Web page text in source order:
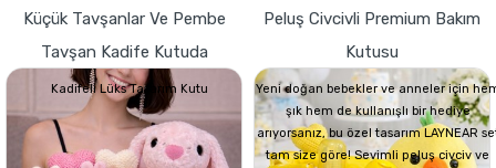
Küçük Tavşanlar Ve Pembe
Tavşan Kadife Kutuda
Kadifeli Lüks Tasarım Kutu
Peluş Civcivli Premium Bakım
Kutusu
Yeni doğan bebekler ve anneler için
şık hem de kullanışlı bir hediye
arıyorsanız, bu özel tasarım LAYNEAR
tam size göre! Sevimli peluş civciv ve